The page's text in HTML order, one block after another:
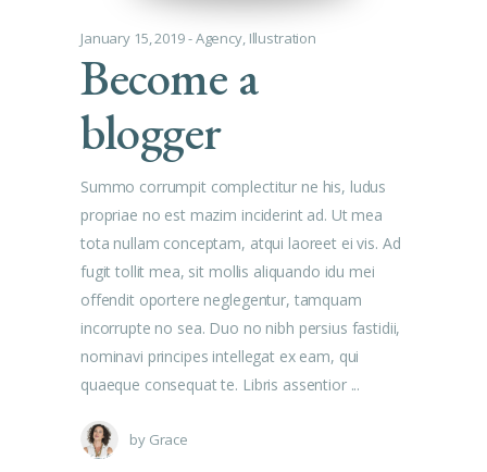
January 15, 2019 Agency, Illustration
Become a
blogger
Summo corrumpit complectitur ne his, ludus
propriae no est mazim inciderint ad. Ut mea
tota nullam conceptam, atqui laoreet ei vis. Ad
fugit tollit mea, sit mollis aliquando idu mei
offendit oportere neglegentur, tamquam
incorrupte no sea. Duo no nibh persius fastidii,
nominavi principes intellegat ex eam, qui
quaeque consequat te. Libris assentior
by Grace